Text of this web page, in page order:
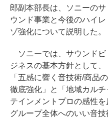
郎副本部長は、ソニーのサ
ウンド事業と今後のハイレ
ゾ強化について説明した。
ソニーでは、サウンドビ
ジネスの基本方針として、
「五感に響く音技術/商品の
徹底強化」と「地域カル
テインメントプロの感性
グループ全体へのいい音